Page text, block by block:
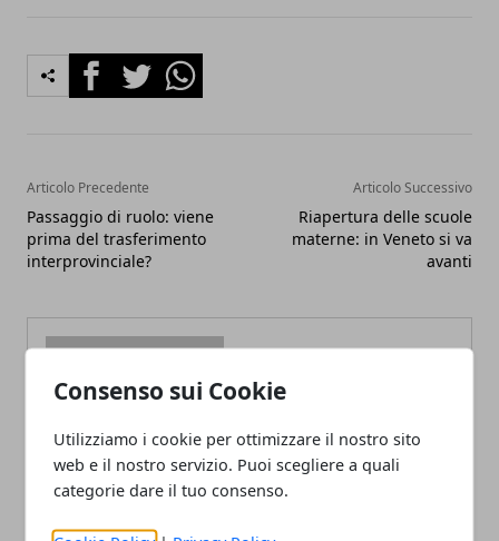
Consenso sui Cookie
Utilizziamo i cookie per ottimizzare il nostro sito
web e il nostro servizio. Puoi scegliere a quali
categorie dare il tuo consenso.
FacebookTwitterWhatsapp
Articolo Precedente
Passaggio di ruolo: viene
prima del trasferimento
interprovinciale?
Articolo Successivo
Riapertura delle scuole
materne: in Veneto si va
avanti
Redazione